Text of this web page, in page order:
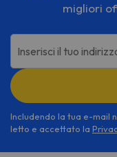
migliori
Inserisci il tuo
Includendo la tua e-mail
letto e accettato la